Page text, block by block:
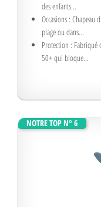
des enfants...
Occasions :
plage ou dans...
Protection : Fabriqué
50+ qui bloque...
NOTRE TOP N° 6